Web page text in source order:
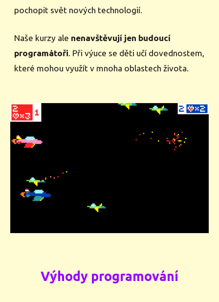
pochopit svět nových technologií.
Naše kurzy ale nenavštěvují jen budoucí
programátoři. Při výuce se děti učí dovednostem,
které mohou využít v mnoha oblastech života.
Výhody programování